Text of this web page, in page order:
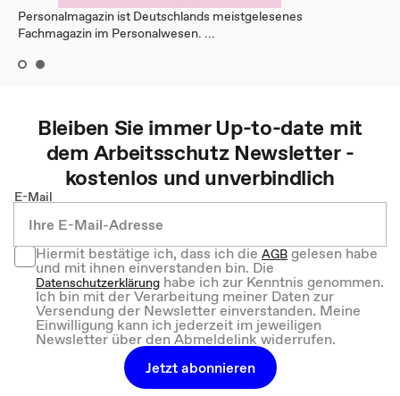
Personalmagazin ist Deutschlands meistgelesenes
Fachmagazin im Personalwesen. ...
Bleiben Sie immer Up-to-date mit
demArbeitsschutz Newsletter -
kostenlos und unverbindlich
E-Mail
Hiermit bestätige ich, dass ich dieAGBgelesen habe
und mit ihnen einverstanden bin. Die
Datenschutzerklärung habe ich zur Kenntnis genommen.
Ich bin mit der Verarbeitung meiner Daten zur
Versendung der Newsletter einverstanden. Meine
Einwilligung kann ich jederzeit im jeweiligen
Newsletter über den Abmeldelink widerrufen.
Jetzt abonnieren